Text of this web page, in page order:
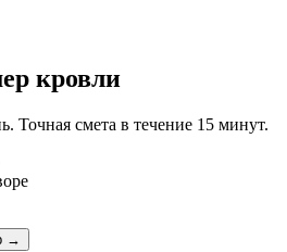
кровли
Точная смета в течение 15 минут.
→